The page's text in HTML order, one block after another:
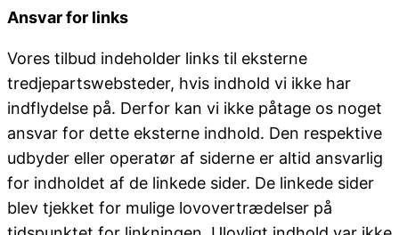
Ansvar for links
Vores tilbud indeholder links til eksterne
tredjepartswebsteder, hvis indhold vi ikke har
indflydelse på. Derfor kan vi ikke påtage os noget
ansvar for dette eksterne indhold. Den respektive
udbyder eller operatør af siderne er altid ansvarlig
for indholdet af de linkede sider. De linkede sider
blev tjekket for mulige lovovertrædelser på